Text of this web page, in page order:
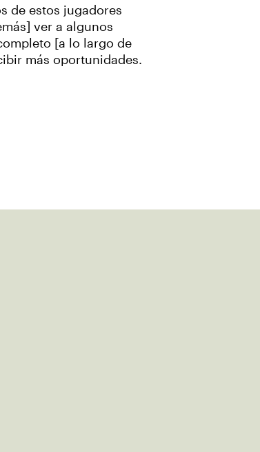
de estos jugadores
ver a algunos
[a lo largo de
más oportunidades.